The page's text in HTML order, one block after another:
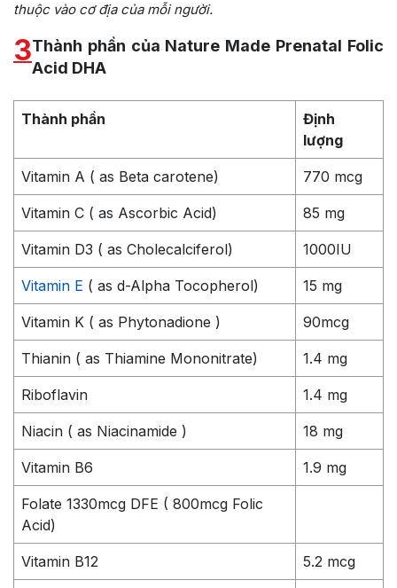
thuộc vào cơ địa của mỗi người.
3Thành phần của Nature Made Prenatal Folic
Acid DHA
Thành phần
Định
lượng
Vitamin A ( as Beta carotene) 770 mcg
Vitamin C ( as Ascorbic Acid) 85 mg
Vitamin D3 ( as Cholecalciferol) 1000IU
Vitamin E ( as d-Alpha Tocopherol) 15 mg
Vitamin K ( as Phytonadione ) 90mcg
Thianin ( as Thiamine Mononitrate) 1.4 mg
Riboflavin 1.4 mg
Niacin ( as Niacinamide ) 18 mg
Vitamin B6 1.9 mg
Folate 1330mcg DFE ( 800mcg Folic
Acid)
Vitamin B12 5.2 mcg